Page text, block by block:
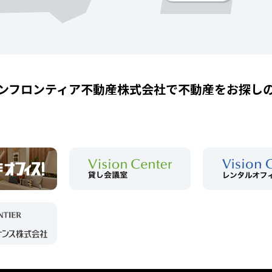
フロンティア不動産株式会社で不動産をお探し